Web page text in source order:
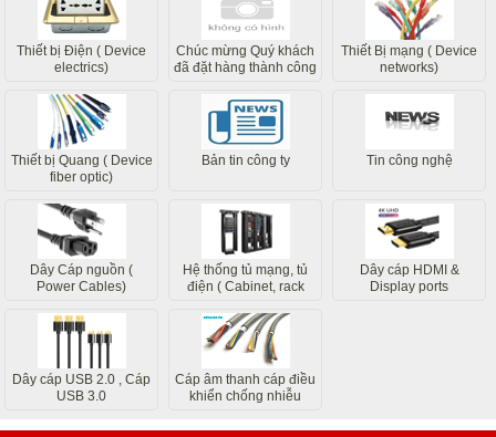
Bộ ổ cắm điện đơn 2 chấu +
sạc USB A-C P21-QC1 chính
hãng novalink NV-
21003WS+P21-QC1
355,000 ₫
Bộ ổ cắm điện đơn 3 chấu +
USB 5v-2A âm tường novalink
NV-21003WS+P21-C2A
270,000 ₫
4 5 Tiếp
Thiết bị Điện ( Device
electrics)
Chúc mừng Quý khách
đã đặt hàng thành công
các bộ phận liên quan
của chúng tôi sẽ liên hệ
sớm nhất
Thiết Bị mạng ( Device
networks)
Thiết bị Quang ( Device
Bản tin công ty